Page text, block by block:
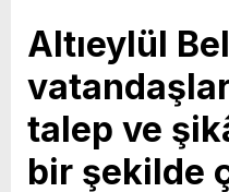
Altıeylül
talep ve
bir şekilde